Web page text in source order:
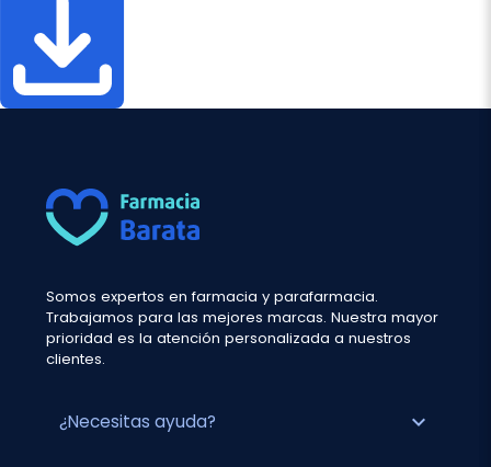
Somos expertos en farmacia y parafarmacia.
Trabajamos para las mejores marcas. Nuestra mayor
prioridad es la atención personalizada a nuestros
clientes.
¿Necesitas ayuda? expand_more